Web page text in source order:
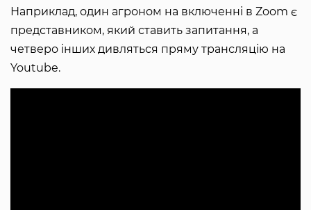
Наприклад, один агроном на включенні в Zoom є
представником, який ставить запитання, а
четверо інших дивляться пряму трансляцію на
Youtube.